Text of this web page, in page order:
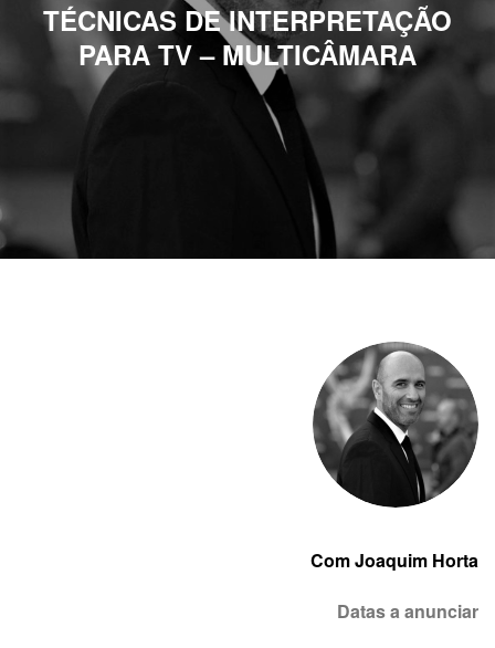
TÉCNICAS DE INTERPRETAÇÃO
PARA TV – MULTICÂMARA
Com Joaquim Horta
Datas a anunciar